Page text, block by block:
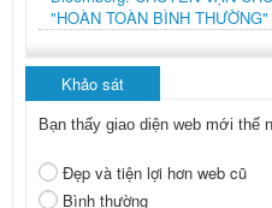
"HOÀN TOÀN BÌNH THƯỜNG"
Khảo sát
Bạn thấy giao diện web mới thế
Đẹp và tiện lợi hơn web cũ
Bình thường